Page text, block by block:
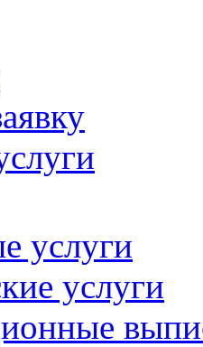
услуги
услуги